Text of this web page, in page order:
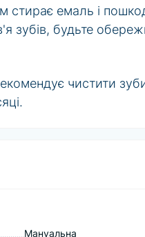
стирає емаль і
будьте
чистити
Мануальна